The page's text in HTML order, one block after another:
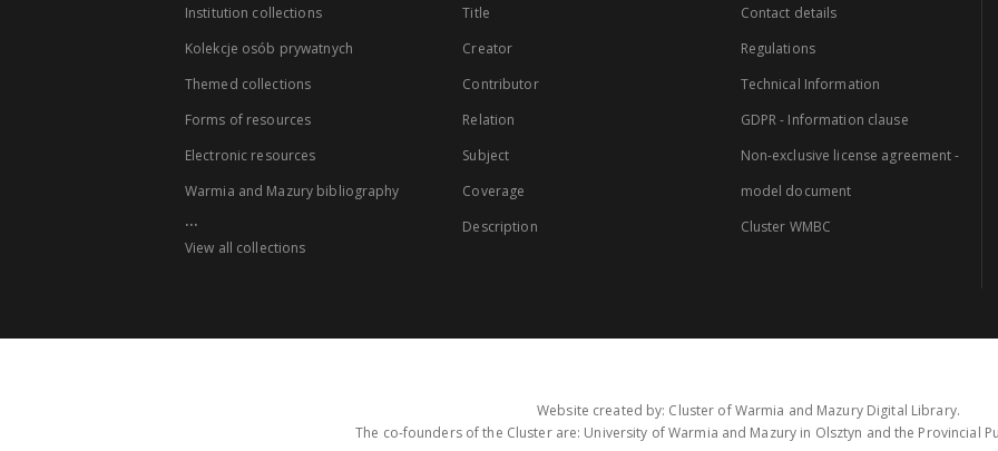
Institution collections
Kolekcje osób prywatnych
Themed collections
Forms of resources
Electronic resources
Warmia and Mazury bibliography
...
View all collections
Title
Creator
Contributor
Relation
Subject
Coverage
Description
Contact details
Regulations
Technical Information
GDPR - Information clause
Non-exclusive license agreement -
model document
Cluster WMBC
Website created by: Cluster of Warmia and Mazury Digital Library.
The co-founders of the Cluster are: University of Warmia and Mazury in Olsztyn and the Provincial